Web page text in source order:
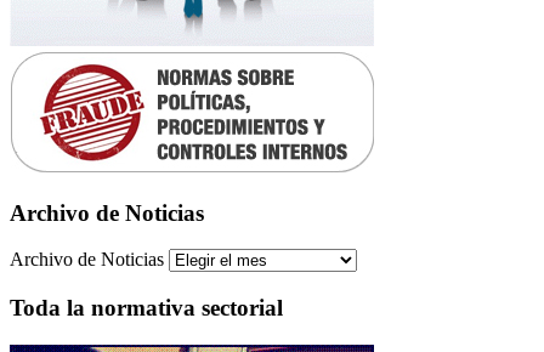
Archivo de Noticias
Archivo de Noticias
Toda la normativa sectorial